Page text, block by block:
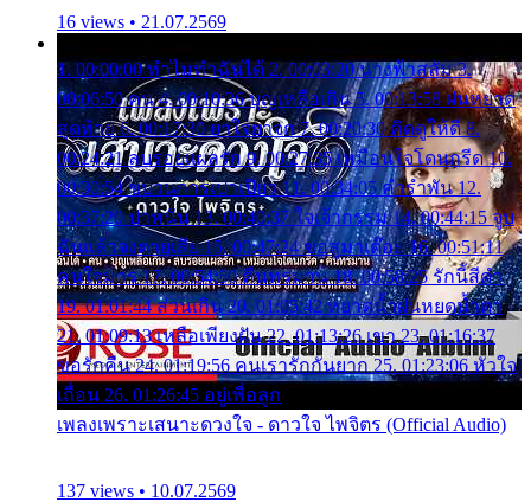
16 views • 21.07.2569
1. 00:00:00 ทำไมทำฉันได้ 2. 00:03:20 นางฟ้าสลัม 3.
00:06:50 คน 4. 00:10:36 บุญเหลือเกิน 5. 00:13:58 ฝนหยาด
สุดท้าย 6. 00:17:30 ยาใจยาจก 7. 00:20:30 คิดดูให้ดี 8.
00:24:21 ลบรอยแผลรัก 9. 00:27:35 เหมือนใจโดนกรีด 10.
00:30:54 ขบวนการเปาเปียว 11. 00:34:05 คำรำพัน 12.
00:37:20 ปาหนัน 13. 00:40:37 ใจเจ้ากรรม 14. 00:44:15 จูบ
ฉันแล้วจงตายเสีย 15. 00:47:24 ขอสูมาเต๊อะ 16. 00:51:11
คนใจมาร 17. 00:54:50 คืนทรมาน 18. 00:58:25 รักนี้สีดำ
19. 01:01:44 ส่วนเกิน 20. 01:05:42 หยาดน้ำฝนหยดน้ำตา
21. 01:09:13 เหลือเพียงฝัน 22. 01:13:26 เขา 23. 01:16:37
ขอรักคืน 24. 01:19:56 คนเรารักกันยาก 25. 01:23:06 หัวใจ
เถื่อน 26. 01:26:45 อยู่เพื่อลูก
เพลงเพราะเสนาะดวงใจ - ดาวใจ ไพจิตร (Official Audio)
137 views • 10.07.2569